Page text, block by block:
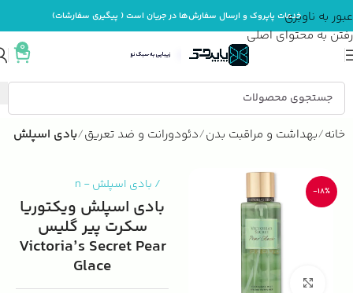
عبور به ناوبری
رفتن به محتوای اصلی
خدمات پاپروک و ارسال سفارش‌ها در جریان است ( پیگیری سفارشات)
0
خانه بهداشت و مراقبت بدن دئودورانت و ضد تعریق بادی اسپلش
-18%
بزرگنمایی تصویر
/ بادی اسپلش-
n
بادی اسپلش ویکتوریا
سکرت پیر گلیس
Victoria’s Secret Pear
Glace